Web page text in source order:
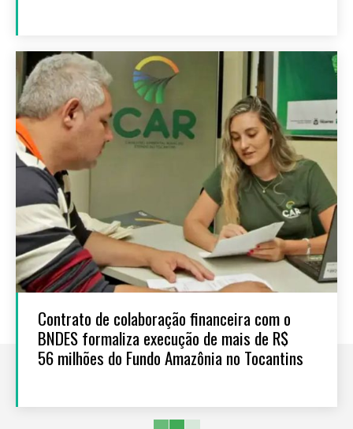
Contrato de colaboração financeira com o
BNDES formaliza execução de mais de R$
56 milhões do Fundo Amazônia no Tocantins